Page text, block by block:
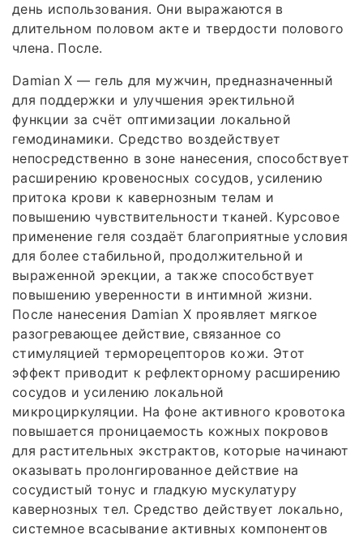
день использования. Они выражаются в
длительном половом акте и твердости полового
члена. После.
Damian X — гель для мужчин, предназначенный
для поддержки и улучшения эректильной
функции за счёт оптимизации локальной
гемодинамики. Средство воздействует
непосредственно в зоне нанесения, способствует
расширению кровеносных сосудов, усилению
притока крови к кавернозным телам и
повышению чувствительности тканей. Курсовое
применение геля создаёт благоприятные условия
для более стабильной, продолжительной и
выраженной эрекции, а также способствует
повышению уверенности в интимной жизни.
После нанесения Damian X проявляет мягкое
разогревающее действие, связанное со
стимуляцией терморецепторов кожи. Этот
эффект приводит к рефлекторному расширению
сосудов и усилению локальной
микроциркуляции. На фоне активного кровотока
повышается проницаемость кожных покровов
для растительных экстрактов, которые начинают
оказывать пролонгированное действие на
сосудистый тонус и гладкую мускулатуру
кавернозных тел. Средство действует локально,
системное всасывание активных компонентов